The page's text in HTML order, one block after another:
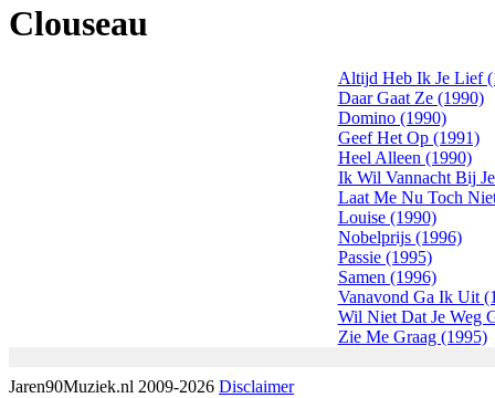
Clouseau
Altijd Heb Ik Je Lief
Daar Gaat Ze (1990)
Domino (1990)
Geef Het Op (1991)
Heel Alleen (1990)
Ik Wil Vannacht Bij
Laat Me Nu Toch
Louise (1990)
Nobelprijs (1996)
Passie (1995)
Samen (1996)
Vanavond Ga Ik Uit
Wil Niet Dat Je Weg
Zie Me Graag (1995)
Jaren90Muziek.nl 2009-2026 Disclaimer